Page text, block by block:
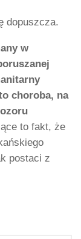
dopuszcza.
w
choroba, na
to fakt, że
postaci z